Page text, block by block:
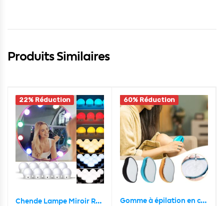
Produits Similaires
22% Réduction
Chende Lampe Miroir RGB 10 psc mural Hollywood style
60% Réduction
Gomme à épilation en cristal indolore magique